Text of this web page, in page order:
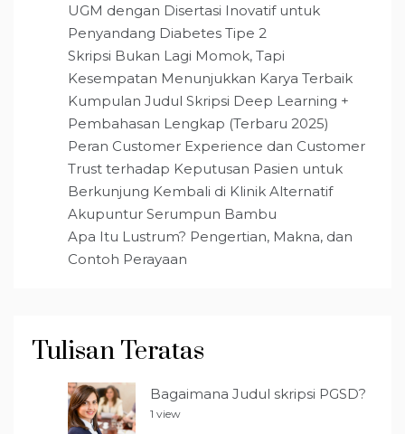
UGM dengan Disertasi Inovatif untuk
Penyandang Diabetes Tipe 2
Skripsi Bukan Lagi Momok, Tapi
Kesempatan Menunjukkan Karya Terbaik
Kumpulan Judul Skripsi Deep Learning +
Pembahasan Lengkap (Terbaru 2025)
Peran Customer Experience dan Customer
Trust terhadap Keputusan Pasien untuk
Berkunjung Kembali di Klinik Alternatif
Akupuntur Serumpun Bambu
Apa Itu Lustrum? Pengertian, Makna, dan
Contoh Perayaan
Tulisan Teratas
Bagaimana Judul skripsi PGSD?
1 view